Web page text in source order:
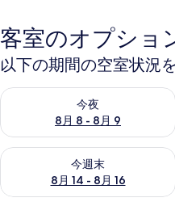
ー
客室のオプショ
以下の期間の空室状況
今夜
8月 8 - 8月 9
今夜 8月 8 - 8月 9 の空室状況
今週末
8月 14 - 8月 16
今週末 8月 14 - 8月 16 の空室